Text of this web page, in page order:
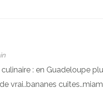
: en Guadeloupe
vrai..bananes